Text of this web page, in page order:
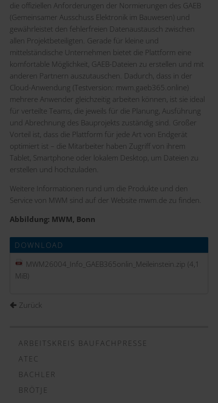
die offiziellen Anforderungen der Normierungen des GAEB
(Gemeinsamer Ausschuss Elektronik im Bauwesen) und
gewährleistet den fehlerfreien Datenaustausch zwischen
allen Projektbeteiligten. Gerade für kleine und
mittelständische Unternehmen bietet die Plattform eine
komfortable Möglichkeit, GAEB-Dateien zu erstellen und mit
anderen Partnern auszutauschen. Dadurch, dass in der
Cloud-Anwendung (Testversion: mwm.gaeb365.online)
mehrere Anwender gleichzeitig arbeiten können, ist sie ideal
für verteilte Teams, die jeweils für die Planung, Ausführung
und Abrechnung des Bauprojekts zuständig sind. Großer
Vorteil ist, dass die Plattform für jede Art von Endgerät
optimiert ist – die Mitarbeiter haben Zugriff von ihrem
Tablet, Smartphone oder lokalem Desktop, um Dateien zu
erstellen und hochzuladen.
Weitere Informationen rund um die Produkte und den
Service von MWM sind auf der Website mwm.de zu finden.
Abbildung: MWM, Bonn
DOWNLOAD
MWM26004_Info_GAEB365onlin_Meileinstein.zip (4,1
MiB)
Zurück
ARBEITSKREIS BAUFACHPRESSE
ATEC
BACHLER
BRÖTJE